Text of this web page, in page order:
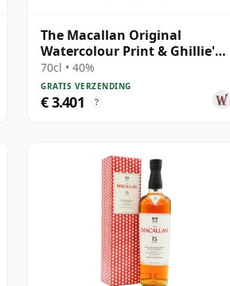
The Macallan Original
Watercolour Print & Ghillie's
Dram Single 1995 12 jaar oud
70cl • 40%
GRATIS VERZENDING
€ 3.401 ?